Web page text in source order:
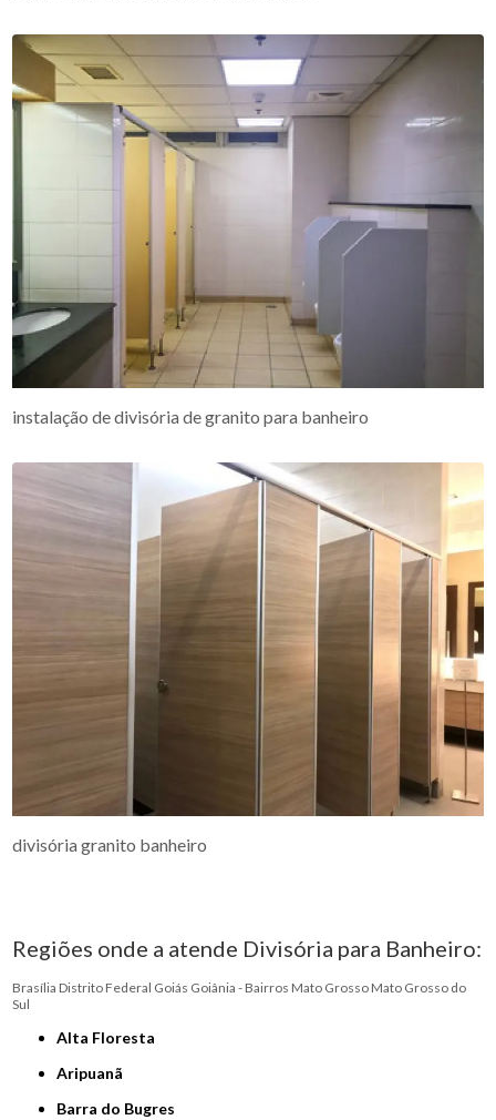
instalação de divisória de granito para banheiro
divisória granito banheiro
Regiões onde a atende Divisória para Banheiro:
Brasília Distrito Federal Goiás Goiânia - Bairros Mato Grosso Mato Grosso do
Sul
Alta Floresta
Aripuanã
Barra do Bugres